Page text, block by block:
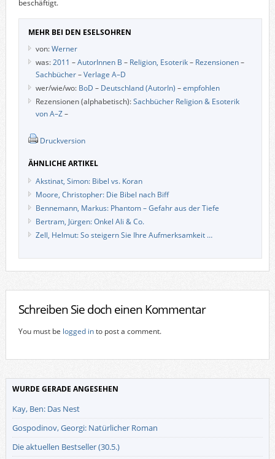
beschäftigt.
MEHR BEI DEN ESELSOHREN
von:Werner
was:2011 –AutorInnen B – Religion, Esoterik– Rezensionen–
Sachbücher–Verlage A–D
wer/wie/wo: BoD – Deutschland (AutorIn) –empfohlen
Rezensionen (alphabetisch):Sachbücher Religion & Esoterik
von A–Z–
Druckversion
ÄHNLICHE ARTIKEL
Akstinat, Simon: Bibel vs. Koran
Moore, Christopher: Die Bibel nach Biff
Bennemann, Markus: Phantom – Gefahr aus der Tiefe
Bertram, Jürgen: Onkel Ali & Co.
Zell, Helmut: So steigern Sie Ihre Aufmerksamkeit …
Schreiben Sie doch einen Kommentar
You must be logged into post a comment.
WURDE GERADE ANGESEHEN
Kay, Ben: Das Nest
Gospodinov, Georgi: Natürlicher Roman
Die aktuellen Bestseller (30.5.)